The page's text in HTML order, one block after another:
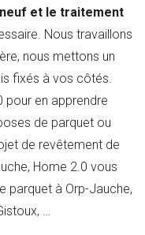
et le traitement
Nous travaillons
nous mettons un
fixés à vos côtés.
pour en apprendre
de parquet ou
de revêtement de
Home 2.0 vous
parquet à Orp-Jauche,
…